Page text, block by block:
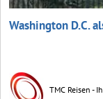
Washington D.C.
TMC Reisen -